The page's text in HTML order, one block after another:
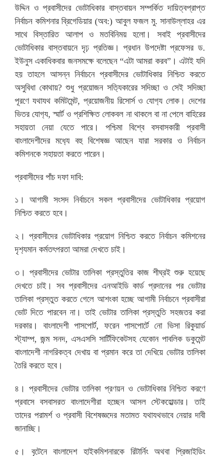
উদ্দিন ও প্রবাসীদের ভোটাধিকার বাস্তবায়ন সম্পর্কিত দায়িত্বপ্রাপ্ত
নির্বাচন কমিশনার ব্রিগেডিয়ার (অব:) আবুল ফজল মু. সানাউল্লাহর এর
সাথে বিস্তারিত আলাপ ও মতবিনিময় হলো। সবাই প্রবাসীদের
ভোটাধিকার বাস্তবায়নে দৃঢ় প্রতিজ্ঞ। প্রধান উপদেষ্টা প্রফেসর ড.
ইউনুস একাধিকবার জনসমক্ষে বলেছেন “এটা আমরা করব”। এটাই যদি
হয় তাহলে আসন্ন নির্বাচনে প্রবাসীদের ভোটাধিকার নিশ্চিত করতে
অসুবিধা কোথায়? শুধু প্রয়োজন সত‍্যিকারের সদিচ্ছা ও সেই সদিচ্ছা
পূরণে যথাযথ কমিটমেন্ট, প্রয়োজনীয় রিসোর্স ও যোগ‍্য লোক। দেশের
ভিতর যোগ‍্য, স্মার্ট ও প্রশিক্ষিত লোকবল না থাকলে বা না পেলে বাহিরের
সহায়তা নেয়া যেতে পারে। পশ্চিমা বিশ্বে বসবাসকারী প্রবাসী
বাংলাদেশীদের মধ‍্যে বহু বিশেষজ্ঞ আছেন যারা সরকার ও নির্বাচন
কমিশনকে সহায়তা করতে পারেন।
প্রবাসীদের পাঁচ দফা দাবি:
১। আগামী সংসদ নির্বাচনে সকল প্রবাসীদের ভোটাধিকার প্রয়োগ
নিশ্চিত করতে হবে।
২। প্রবাসীদের ভোটাধিকার প্রয়োগ নিশ্চিত করতে নির্বাচন কমিশনের
দৃশ‍্যমান কর্মতৎপরতা আমরা দেখতে চাই।
৩। প্রবাসীদের ভোটার তালিকা প্রস্তুতির কাজ শীঘ্রই শুরু হয়েছে
দেখতে চাই। সব প্রবাসীদের এনআইডি কার্ড প্রদানের পর ভোটার
তালিকা প্রস্তুত করতে গেলে আশংকা হচ্ছে আগামী নির্বাচনে প্রবাসীরা
ভোট দিতে পারবেন না। তাই ভোটার তালিকা প্রস্তুতি সহজতর করা
দরকার। বাংলাদেশী পাসপোর্ট, ফরেন পাসপোর্টে নো ভিসা রিকুয়ার্ড
স্ট‍্যাম্প, জন্ম সনদ, এসএসসি সার্টিফিকেটসহ যেকোন পাবলিক ডকুমেন্ট
বাংলাদেশী নাগরিকত্ব দেখায় বা প্রমান করে তা দেখিয়ে ভোটার তালিকা
তৈরি করতে হবে।
৪। প্রবাসীদের ভোটার তালিকা প্রণয়ন ও ভোটাধিকার নিশ্চিত করণে
প্রবাসে বসবাসরত বাংলাদেশীরা হচ্ছেন আসল স্টেকহোল্ডার। তাই
তাদের পরামর্শ ও প্রবাসী বিশেষজ্ঞদের মতামত যথাযথভাবে নেয়ার দাবী
জানাচ্ছি।
৫। বৃটেনে বাংলাদেশ হাইকমিশনারকে রিটার্নিং অথবা প্রিজাইডিং